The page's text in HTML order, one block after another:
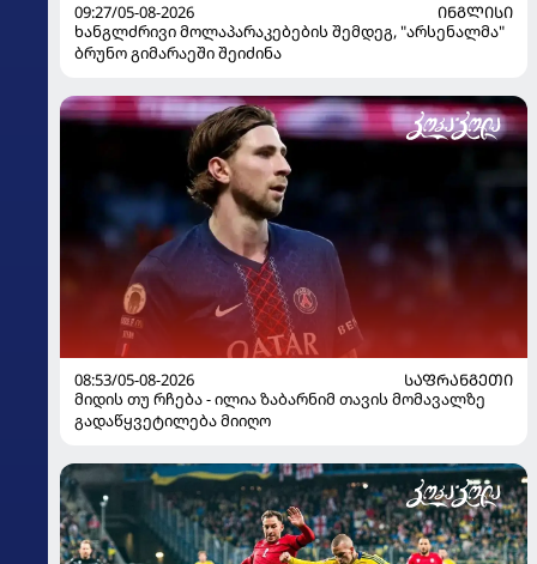
09:27/05-08-2026
ᲘᲜᲒᲚᲘᲡᲘ
ხანგლძრივი მოლაპარაკებების შემდეგ, "არსენალმა"
ბრუნო გიმარაეში შეიძინა
08:53/05-08-2026
ᲡᲐᲤᲠᲐᲜᲒᲔᲗᲘ
მიდის თუ რჩება - ილია ზაბარნიმ თავის მომავალზე
გადაწყვეტილება მიიღო